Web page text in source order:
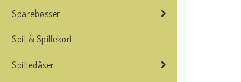
Sparebøsser
Spil & Spillekort
Spilledåser